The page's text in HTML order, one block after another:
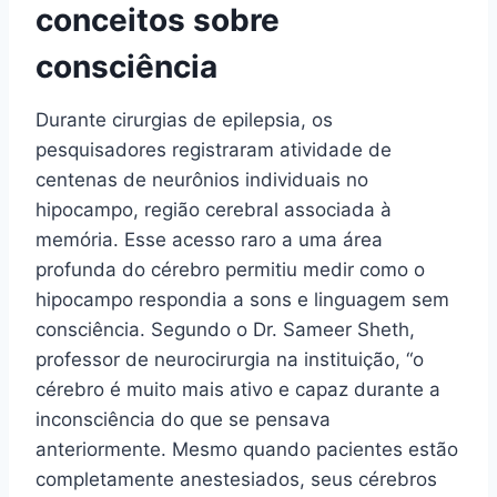
conceitos sobre
consciência
Durante cirurgias de epilepsia, os
pesquisadores registraram atividade de
centenas de neurônios individuais no
hipocampo, região cerebral associada à
memória. Esse acesso raro a uma área
profunda do cérebro permitiu medir como o
hipocampo respondia a sons e linguagem sem
consciência. Segundo o Dr. Sameer Sheth,
professor de neurocirurgia na instituição, “o
cérebro é muito mais ativo e capaz durante a
inconsciência do que se pensava
anteriormente. Mesmo quando pacientes estão
completamente anestesiados, seus cérebros